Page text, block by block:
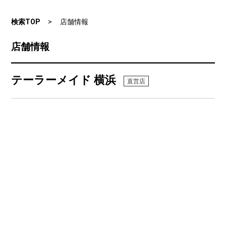
検索TOP 店舗情報
店舗情報
テーラーメイド 横浜 直営店